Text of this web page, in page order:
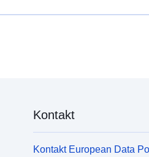
Kontakt
Kontakt European Data